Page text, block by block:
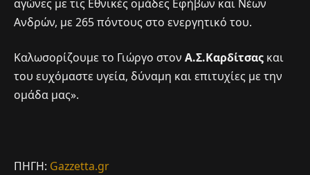
αγώνες με τις Εθνικές ομάδες Εφήβων και Νέων
Ανδρών, με 265 πόντους στο ενεργητικό του.
Καλωσορίζουμε το Γιώργο στον Α.Σ.Καρδίτσας και
του ευχόμαστε υγεία, δύναμη και επιτυχίες με την
ομάδα μας».
ΠΗΓΗ: Gazzetta.gr